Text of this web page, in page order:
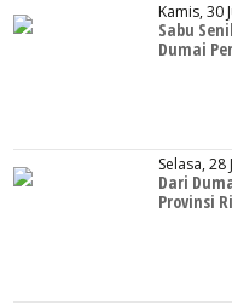
Kamis, 30
Sabu
Dumai
Selasa, 28
Dari
Provinsi